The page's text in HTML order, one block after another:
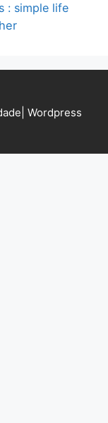
: simple life
Wordpress